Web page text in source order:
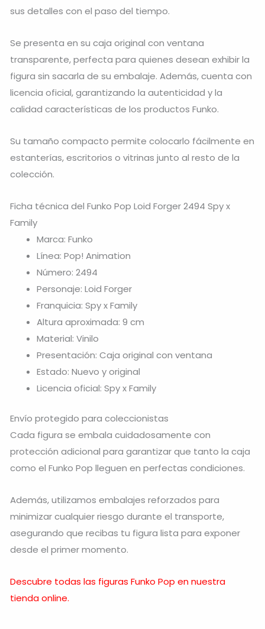
sus detalles con el paso del tiempo.
Se presenta en su caja original con ventana
transparente, perfecta para quienes desean exhibir la
figura sin sacarla de su embalaje. Además, cuenta con
licencia oficial, garantizando la autenticidad y la
calidad características de los productos Funko.
Su tamaño compacto permite colocarlo fácilmente en
estanterías, escritorios o vitrinas junto al resto de la
colección.
Ficha técnica del Funko Pop Loid Forger 2494 Spy x
Family
Marca: Funko
Línea: Pop! Animation
Número: 2494
Personaje: Loid Forger
Franquicia: Spy x Family
Altura aproximada: 9 cm
Material: Vinilo
Presentación: Caja original con ventana
Estado: Nuevo y original
Licencia oficial: Spy x Family
Envío protegido para coleccionistas
Cada figura se embala cuidadosamente con
protección adicional para garantizar que tanto la caja
como el Funko Pop lleguen en perfectas condiciones.
Además, utilizamos embalajes reforzados para
minimizar cualquier riesgo durante el transporte,
asegurando que recibas tu figura lista para exponer
desde el primer momento.
Descubre todas las figuras Funko Pop en nuestra
tienda online.